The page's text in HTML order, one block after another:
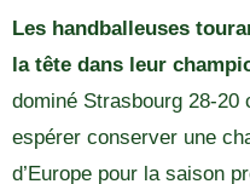
Les handballeuses
la tête dans leur
dominé Strasbourg 28-20
espérer conserver une
d’Europe pour la saison